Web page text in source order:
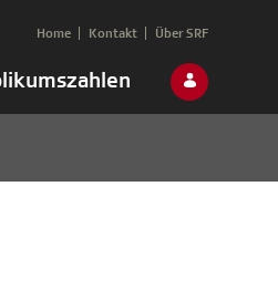
Home Kontakt Über SRF